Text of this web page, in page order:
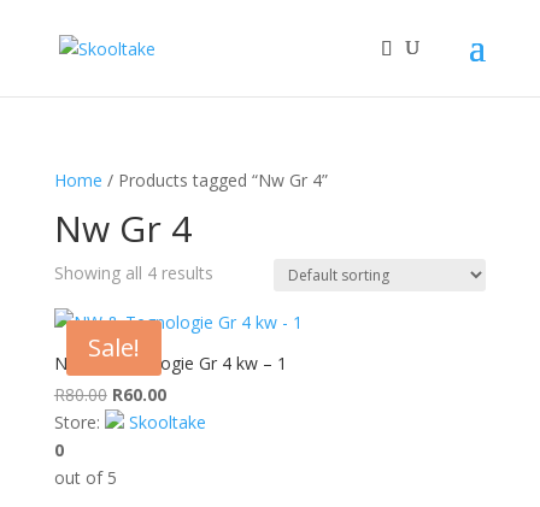
Home / Products tagged “Nw Gr 4”
Nw Gr 4
Showing all 4 results
Sale!
NW & Tegnologie Gr 4 kw – 1
R80.00 Original
price
R80.00.
R60.00Current
price
Store:
Skooltake
0
out of 5